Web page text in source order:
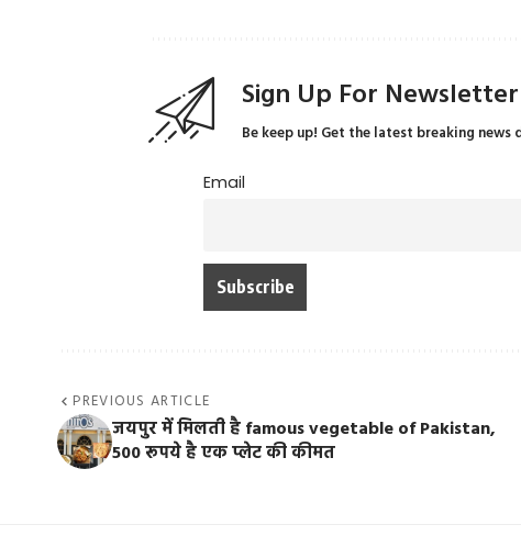
Sign Up For Newsletter
Be keep up! Get the latest breaking
Email
PREVIOUS ARTICLE
जयपुर में मिलती है famous vegetable of Pakistan,
500 रूपये है एक प्लेट की कीमत